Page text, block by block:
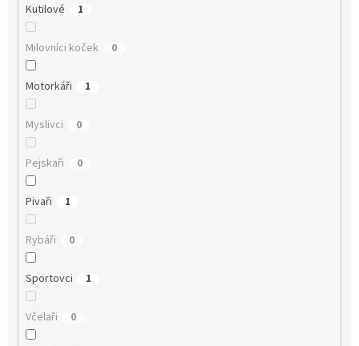
Kutilové 1
Milovníci koček 0
Motorkáři 1
Myslivci 0
Pejskaři 0
Pivaři 1
Rybáři 0
Sportovci 1
Včelaři 0